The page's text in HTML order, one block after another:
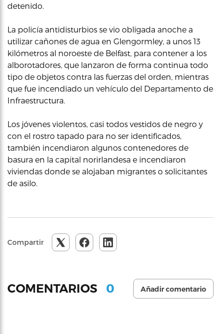
detenido.
La policía antidisturbios se vio obligada anoche a
utilizar cañones de agua en Glengormley, a unos 13
kilómetros al noroeste de Belfast, para contener a los
alborotadores, que lanzaron de forma continua todo
tipo de objetos contra las fuerzas del orden, mientras
que fue incendiado un vehículo del Departamento de
Infraestructura.
Los jóvenes violentos, casi todos vestidos de negro y
con el rostro tapado para no ser identificados,
también incendiaron algunos contenedores de
basura en la capital norirlandesa e incendiaron
viviendas donde se alojaban migrantes o solicitantes
de asilo.
Compartir
COMENTARIOS 0 Añadir comentario